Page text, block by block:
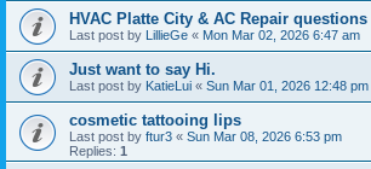
HVAC Platte City & AC Repair questions
Last post by LillieGe « Mon Mar 02, 2026 6:47 am
Just want to say Hi.
Last post by KatieLui « Sun Mar 01, 2026 12:48 pm
cosmetic tattooing lips
Last post by ftur3 « Sun Mar 08, 2026 6:53 pm
Replies: 1